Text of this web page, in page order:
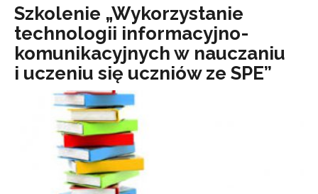
Szkolenie „Wykorzystanie
technologii informacyjno-
komunikacyjnych w nauczaniu
i uczeniu się uczniów ze SPE”